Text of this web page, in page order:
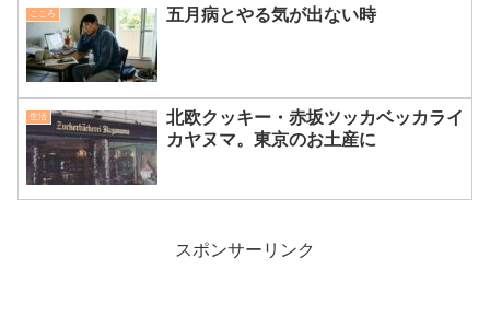
こころ 五月病とやる気が出ない時
生活
北欧クッキー・赤坂ツッカベッカライ
カヤヌマ。東京のお土産に
スポンサーリンク